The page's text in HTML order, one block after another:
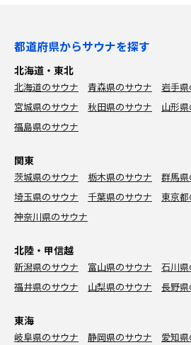
都道府県からサウナを探す
北海道・東北
北海道のサウナ 青森県のサウナ
岩手
宮城県のサウナ
秋田県のサウナ
山形
福島県のサウナ
関東
茨城県のサウナ 栃木県のサウナ
群馬
埼玉県のサウナ
千葉県のサウナ
東京
神奈川県のサウナ
北陸・甲信越
新潟県のサウナ 富山県のサウナ
石川
福井県のサウナ
山梨県のサウナ 長野
東海
岐阜県のサウナ 静岡県のサウナ
愛知